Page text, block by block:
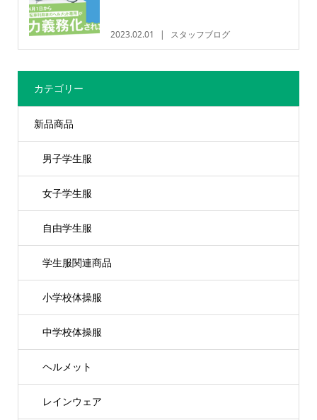
2023.02.01 スタッフブログ
カテゴリー
新品商品
男子学生服
女子学生服
自由学生服
学生服関連商品
小学校体操服
中学校体操服
ヘルメット
レインウェア